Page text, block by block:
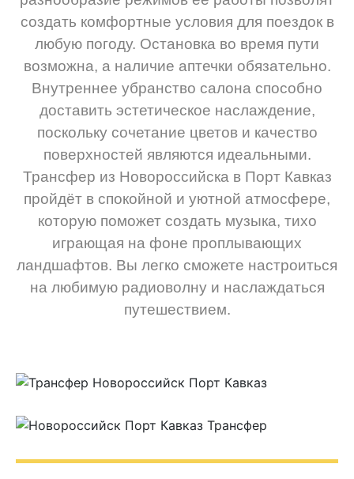
создать комфортные условия для поездок в
любую погоду. Остановка во время пути
возможна, а наличие аптечки обязательно.
Внутреннее убранство салона способно
доставить эстетическое наслаждение,
поскольку сочетание цветов и качество
поверхностей являются идеальными.
Трансфер из Новороссийска в Порт Кавказ
пройдёт в спокойной и уютной атмосфере,
которую поможет создать музыка, тихо
играющая на фоне проплывающих
ландшафтов. Вы легко сможете настроиться
на любимую радиоволну и наслаждаться
путешествием.